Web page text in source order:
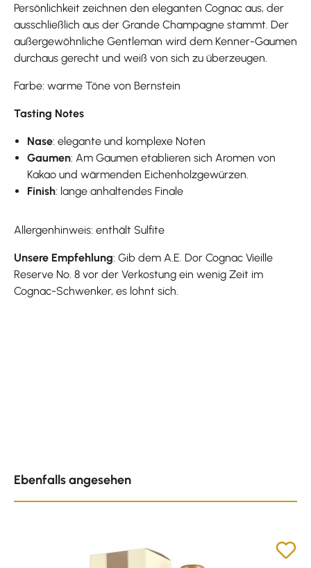
Persönlichkeit zeichnen den eleganten Cognac aus, der
ausschließlich aus der Grande Champagne stammt. Der
außergewöhnliche Gentleman wird dem Kenner-Gaumen
durchaus gerecht und weiß von sich zu überzeugen.
Farbe: warme Töne von Bernstein
Tasting Notes
Nase: elegante und komplexe Noten
Gaumen: Am Gaumen etablieren sich Aromen von
Kakao und wärmenden Eichenholzgewürzen.
Finish: lange anhaltendes Finale
Allergenhinweis: enthält Sulfite
Unsere Empfehlung: Gib dem A.E. Dor Cognac Vieille
Reserve No. 8 vor der Verkostung ein wenig Zeit im
Cognac-Schwenker, es lohnt sich.
Ebenfalls angesehen